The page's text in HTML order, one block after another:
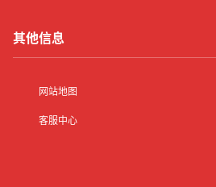
其他信息
网站地图
客服中心